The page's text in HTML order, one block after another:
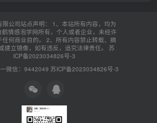
限公司站点声明： 1、本站所有内容，均为
鹤情感泡学网所有，个人或者企业，未经许
任何商业目的。 2、所有内容禁止转载、摘
建立镜像，如有违反，追究法律责任。 苏
ICP备2023034826号-3
微信：9442049 苏ICP备2023034826号-3